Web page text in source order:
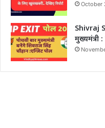
October
Shivraj
मुख्यमंत्री